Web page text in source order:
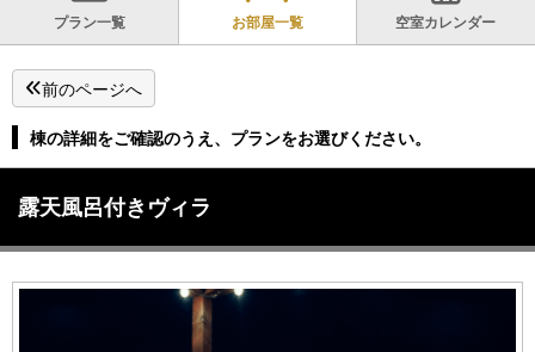
プラン一覧 お部屋一覧 空室カレンダー
前のページへ
棟の詳細をご確認のうえ、プランをお選びください。
露天風呂付きヴィラ